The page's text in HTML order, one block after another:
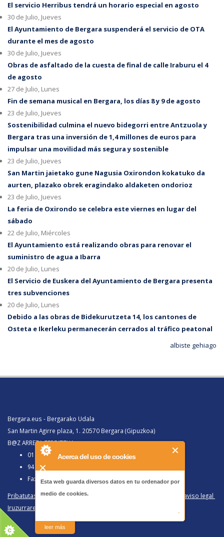
Acerca del uso de cookies
Esta web guarda diversos datos en tu ordenador por
medio de cookies.
-
leer más
El servicio Herribus tendrá un horario especial en agosto
30 de Julio, Jueves
El Ayuntamiento de Bergara suspenderá el servicio de OTA
durante el mes de agosto
30 de Julio, Jueves
Obras de asfaltado de la cuesta de final de calle Iraburu el 4
de agosto
27 de Julio, Lunes
Fin de semana musical en Bergara, los días 8 y 9 de agosto
23 de Julio, Jueves
Sostenibilidad culmina el nuevo bidegorri entre Antzuola y
Bergara tras una inversión de 1,4 millones de euros para
impulsar una movilidad más segura y sostenible
23 de Julio, Jueves
San Martin jaietako gune Nagusia Oxirondon kokatuko da
aurten, plazako obrek eragindako aldaketen ondorioz
23 de Julio, Jueves
La feria de Oxirondo se celebra este viernes en lugar del
sábado
22 de Julio, Miércoles
El Ayuntamiento está realizando obras para renovar el
suministro de agua a Ibarra
20 de Julio, Lunes
El Servicio de Euskera del Ayuntamiento de Bergara presenta
tres subvenciones
20 de Julio, Lunes
Debido a las obras de Bidekurutzeta 14, los cantones de
Osteta e Ikerleku permanecerán cerrados al tráfico peatonal
albiste gehiago
Bergara.eus - Bergarako Udala
San Martin Agirre plaza, 1. 20570 Bergara (Gipuzkoa)
B@Z ARRETA ZERBITZUA:
010, Bergaratik deituz gero
943 77 91 00, Bergaraz kanpotik deituz gero
Faxa 943 77 91 63
Pribatutasun politika eta lege oharra
Política de privacidad y aviso legal
Iruzurraren Aurkako Politika